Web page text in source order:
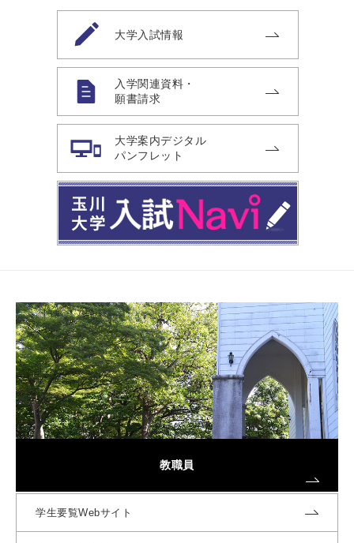
大学入試情報
入学関連資料・
願書請求
大学案内デジタル
パンフレット
教職員
学生要覧Webサイト